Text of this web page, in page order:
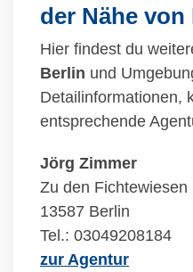
der Nähe
Hier findest du
Berlin und
Detailinformationen,
entsprechende
Jörg Zimmer
Zu den Fichtewiesen
13587 Berlin
Tel.: 03049208184
zur Agentur